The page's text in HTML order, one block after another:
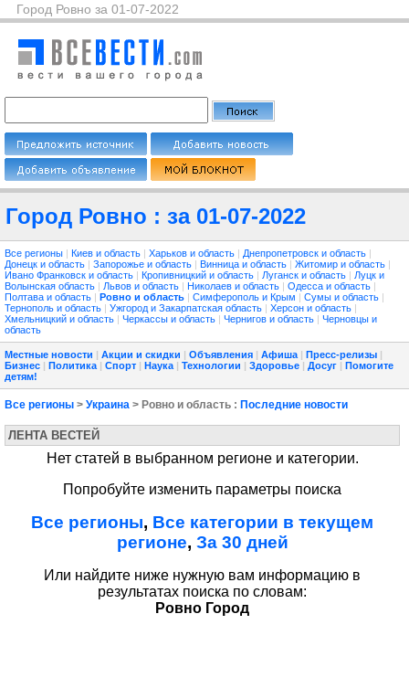
Город Ровно за 01-07-2022
Город Ровно : за 01-07-2022
Все регионы | Киев и область | Харьков и область | Днепропетровск и область |
Донецк и область | Запорожье и область | Винница и область | Житомир и область |
Ивано Франковск и область | Кропивницкий и область | Луганск и область | Луцк и
Волынская область | Львов и область | Николаев и область | Одесса и область |
Полтава и область | Ровно и область | Симферополь и Крым | Сумы и область |
Тернополь и область | Ужгород и Закарпатская область | Херсон и область |
Хмельницкий и область | Черкассы и область | Чернигов и область | Черновцы и
область
Местные новости | Акции и скидки | Объявления | Афиша | Пресс-релизы |
Бизнес | Политика | Спорт | Наука | Технологии | Здоровье | Досуг | Помогите
детям!
Все регионы > Украина > Ровно и область : Последние новости
ЛЕНТА ВЕСТЕЙ
Нет статей в выбранном регионе и категории.
Попробуйте изменить параметры поиска
Все регионы, Все категории в текущем
регионе, За 30 дней
Или найдите ниже нужную вам информацию в
результатах поиска по словам:
Ровно Город